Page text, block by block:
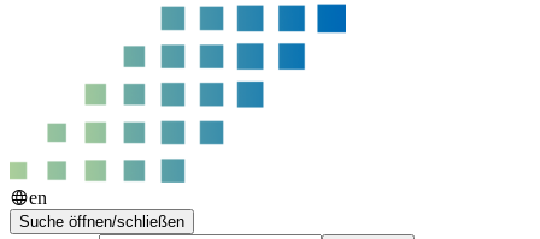
en
Suche öffnen/schließen